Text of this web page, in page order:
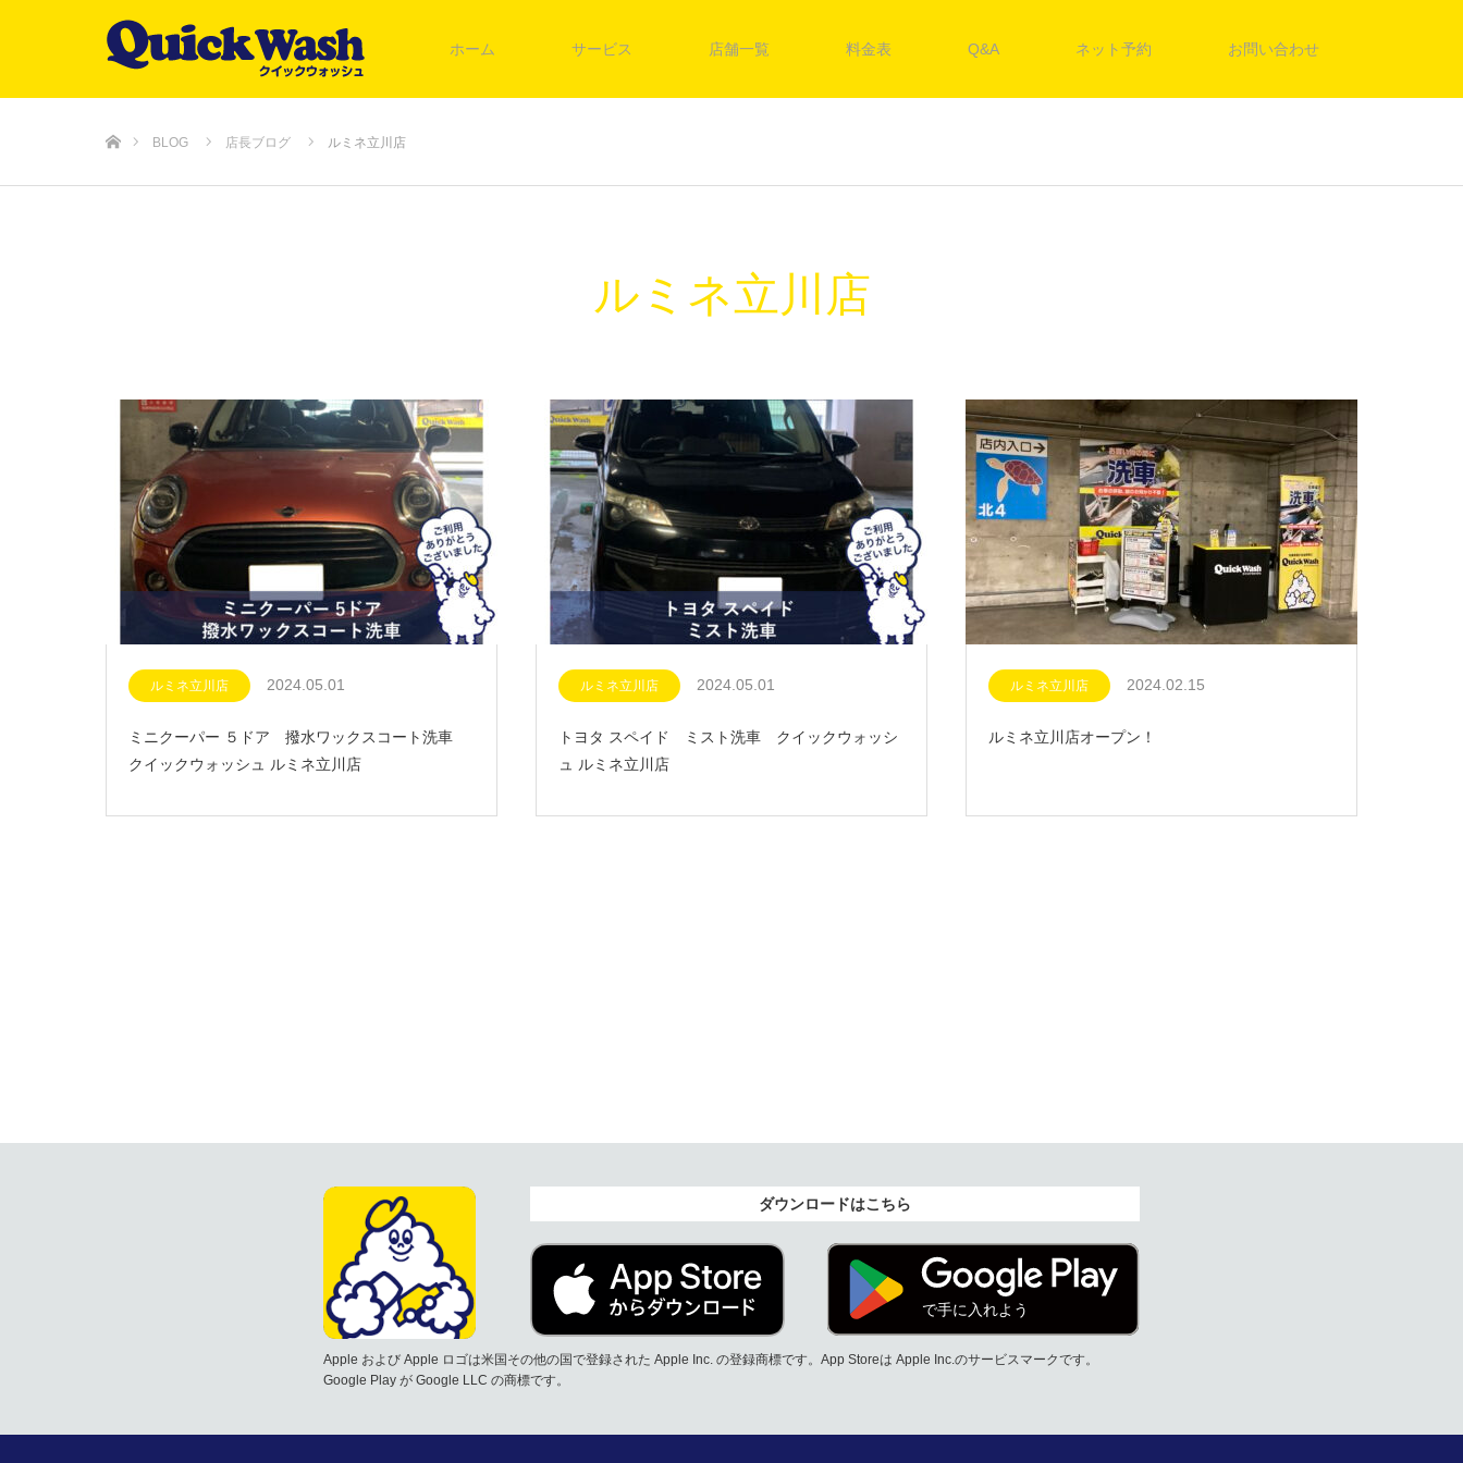
ホーム サービス 店舗一覧 料金表 Q&A ネット予約 お問い合わせ
BLOG 店長ブログ ルミネ立川店
ルミネ立川店
ルミネ立川店 2024.05.01
ミニクーパー ５ドア 撥水ワックスコート洗車
クイックウォッシュ ルミネ立川店
ルミネ立川店 2024.05.01
トヨタ スペイド ミスト洗車 クイックウォッシ
ュ ルミネ立川店
ルミネ立川店 2024.02.15
ルミネ立川店オープン！
ダウンロードはこちら
Apple および Apple ロゴは米国その他の国で登録された Apple Inc. の登録商標です。App Storeは Apple Inc.のサービスマークです。
Google Play が Google LLC の商標です。